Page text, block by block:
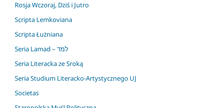
Rosja Wczoraj, Dziś i Jutro
Scripta Lemkoviana
Scripta Łużniana
Seria Lamad – למד
Seria Literacka ze Sroką
Seria Studium Literacko-Artystycznego UJ
Societas